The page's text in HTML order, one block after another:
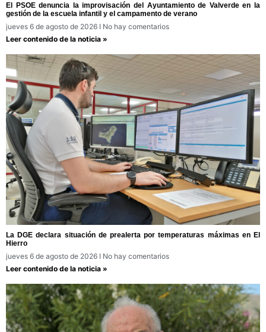
El PSOE denuncia la improvisación del Ayuntamiento de Valverde en la
gestión de la escuela infantil y el campamento de verano
jueves 6 de agosto de 2026
No hay comentarios
Leer contenido de la noticia »
La DGE declara situación de prealerta por temperaturas máximas en El
Hierro
jueves 6 de agosto de 2026
No hay comentarios
Leer contenido de la noticia »